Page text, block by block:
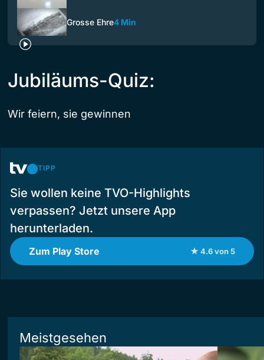
Grosse Ehre4 Min
Jubiläums-Quiz:
Wir feiern, sie gewinnen
TIPP
Sie wollen keine TVO-Highlights
verpassen? Jetzt unsere App
herunterladen.
Zum Play Store ★ 4.6 von 5
Meistgesehen